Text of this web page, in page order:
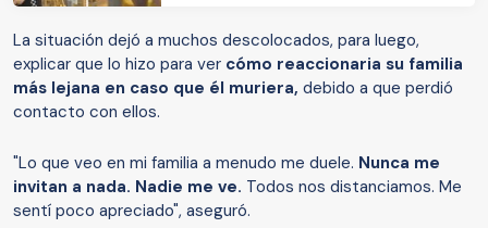
La situación dejó a muchos descolocados, para luego,
explicar que lo hizo para ver cómo reaccionaria su familia
más lejana en caso que él muriera, debido a que perdió
contacto con ellos.
"Lo que veo en mi familia a menudo me duele. Nunca me
invitan a nada. Nadie me ve. Todos nos distanciamos. Me
sentí poco apreciado", aseguró.